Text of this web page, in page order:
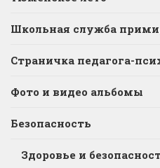
Школьная служба
Страничка педагога-
Фото и видео альбомы
Безопасность
Здоровье и